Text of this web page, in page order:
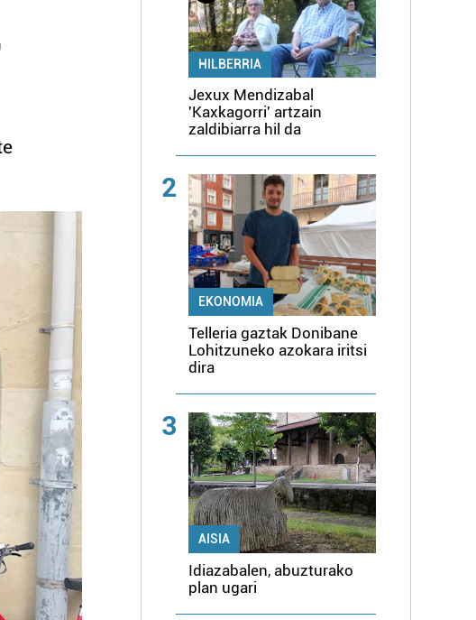
HILBERRIA
Jexux Mendizabal
'Kaxkagorri' artzain
zaldibiarra hil da
2
EKONOMIA
Telleria gaztak Donibane
Lohitzuneko azokara iritsi
dira
3
AISIA
Idiazabalen, abuzturako
plan ugari